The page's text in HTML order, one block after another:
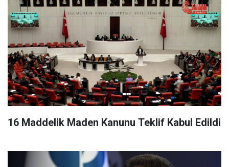
16 Maddelik Maden Kanunu Teklif Kabul Edildi